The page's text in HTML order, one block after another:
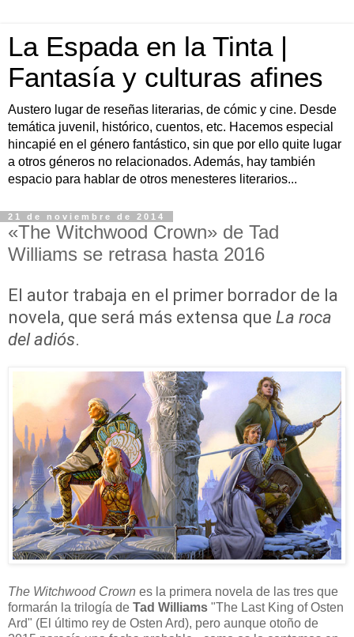
La Espada en la Tinta |
Fantasía y culturas afines
Austero lugar de reseñas literarias, de cómic y cine. Desde
temática juvenil, histórico, cuentos, etc. Hacemos especial
hincapié en el género fantástico, sin que por ello quite lugar
a otros géneros no relacionados. Además, hay también
espacio para hablar de otros menesteres literarios...
21 de noviembre de 2014
«The Witchwood Crown» de Tad
Williams se retrasa hasta 2016
El autor trabaja en el primer borrador de la
novela, que será más extensa que La roca
del adiós.
The Witchwood Crown es la primera novela de las tres que
formarán la trilogía de Tad Williams "The Last King of Osten
Ard" (El último rey de Osten Ard), pero aunque otoño de